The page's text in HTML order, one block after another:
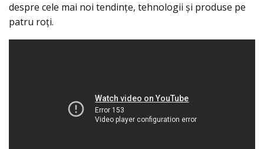
despre cele mai noi tendinţe, tehnologii şi produse pe
patru roţi.